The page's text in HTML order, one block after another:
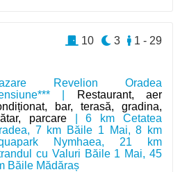
Revelion Oradea
|
Restaurant, aer
bar, terasă, gradina,
parcare| 6 km Cetatea
7 km Băile 1 Mai, 8 km
Nymhaea, 21 km
cu Valuri Băile 1 Mai, 45
Băile Mădăraș
1 - 29
3
10